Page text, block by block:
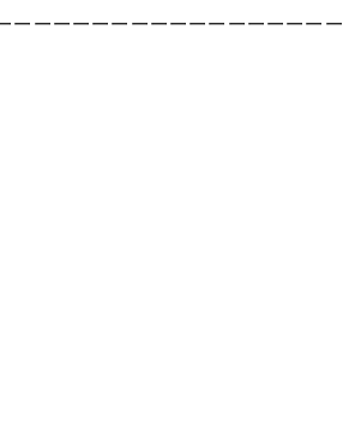
ーーーーーーーーーーーーーーーーー